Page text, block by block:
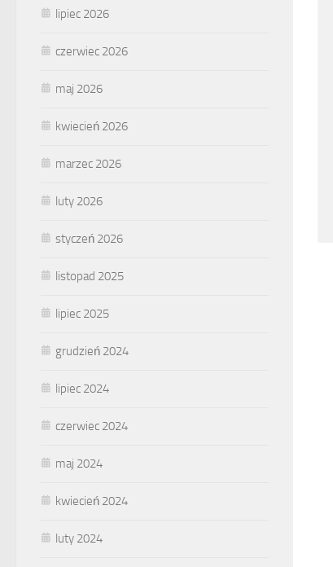
lipiec 2026
czerwiec 2026
maj 2026
kwiecień 2026
marzec 2026
luty 2026
styczeń 2026
listopad 2025
lipiec 2025
grudzień 2024
lipiec 2024
czerwiec 2024
maj 2024
kwiecień 2024
luty 2024